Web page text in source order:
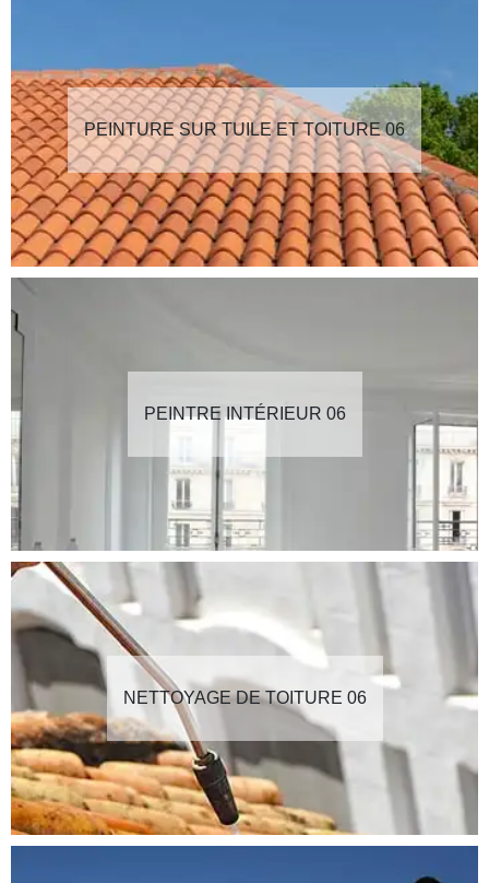
PEINTURE SUR TUILE ET TOITURE 06
PEINTRE INTÉRIEUR 06
NETTOYAGE DE TOITURE 06